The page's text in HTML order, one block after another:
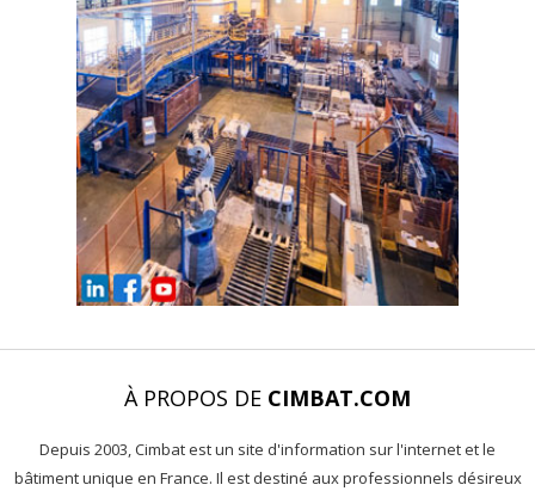
À PROPOS DE CIMBAT.COM
Depuis 2003, Cimbat est un site d'information sur l'internet et le
bâtiment unique en France. Il est destiné aux professionnels désireux